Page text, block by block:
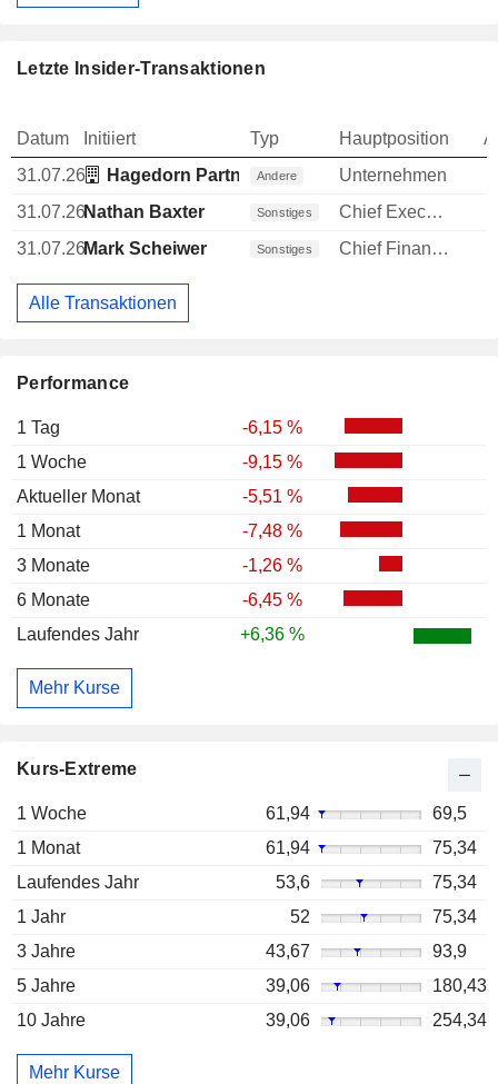
Performance
1 Tag
-6,15 %
1 Woche
-9,15 %
Aktueller Monat
-5,51 %
1 Monat
-7,48 %
3 Monate
-1,26 %
6 Monate
-6,45 %
Laufendes Jahr
+6,36 %
Mehr Kurse
Kurs-Extreme
1 Woche 61,94
69,5
1 Monat
61,94
75,34
Laufendes Jahr
53,6
75,34
1 Jahr
52
75,34
3 Jahre
43,67
93,9
5 Jahre
39,06
180,43
10 Jahre
39,06 254,34
Mehr Kurse
Letzte Insider-Transaktionen
Datum Initiiert Typ Hauptposition
31.07.26
Hagedorn Partnership LP
Andere
Unternehmen
31.07.26Nathan Baxter Sonstiges
Chief Executive Officer (CEO)
31.07.26Mark Scheiwer Sonstiges Chief Financial Officer (CFO)
Alle Transaktionen